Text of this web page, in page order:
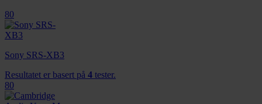
80
Sony SRS-XB3
Resultatet er basert på 4 tester.
80